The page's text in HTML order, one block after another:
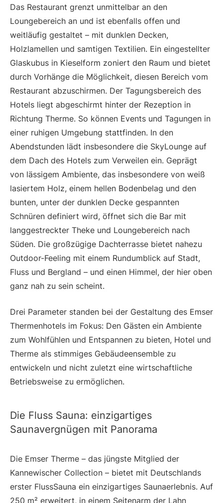
Das Restaurant grenzt unmittelbar an den
Loungebereich an und ist ebenfalls offen und
weitläufig gestaltet – mit dunklen Decken,
Holzlamellen und samtigen Textilien. Ein eingestellter
Glaskubus in Kieselform zoniert den Raum und bietet
durch Vorhänge die Möglichkeit, diesen Bereich vom
Restaurant abzuschirmen. Der Tagungsbereich des
Hotels liegt abgeschirmt hinter der Rezeption in
Richtung Therme. So können Events und Tagungen in
einer ruhigen Umgebung stattfinden. In den
Abendstunden lädt insbesondere die SkyLounge auf
dem Dach des Hotels zum Verweilen ein. Geprägt
von lässigem Ambiente, das insbesondere von weiß
lasiertem Holz, einem hellen Bodenbelag und den
bunten, unter der dunklen Decke gespannten
Schnüren definiert wird, öffnet sich die Bar mit
langgestreckter Theke und Loungebereich nach
Süden. Die großzügige Dachterrasse bietet nahezu
Outdoor-Feeling mit einem Rundumblick auf Stadt,
Fluss und Bergland – und einen Himmel, der hier oben
ganz nah zu sein scheint.
Drei Parameter standen bei der Gestaltung des Emser
Thermenhotels im Fokus: Den Gästen ein Ambiente
zum Wohlfühlen und Entspannen zu bieten, Hotel und
Therme als stimmiges Gebäudeensemble zu
entwickeln und nicht zuletzt eine wirtschaftliche
Betriebsweise zu ermöglichen.
Die Fluss Sauna: einzigartiges
Saunavergnügen mit Panorama
Die Emser Therme – das jüngste Mitglied der
Kannewischer Collection – bietet mit Deutschlands
erster FlussSauna ein einzigartiges Saunaerlebnis. Auf
250 m² erweitert, in einem Seitenarm der Lahn